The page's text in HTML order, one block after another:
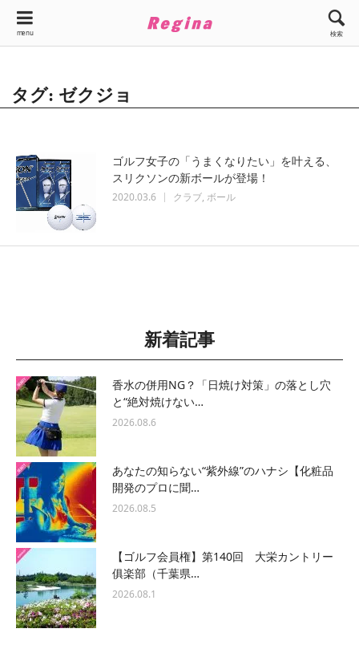
menu 検索
タグ: ゼクジョ
ゴルフ女子の「うまくなりたい」を叶える、
スリクソンの新ボールが登場！
2020.03.6 クラブ ボール
新着記事
香水の併用NG？「日焼け対策」の落とし穴
と“絶対焼けない…
2026.08.6
あなたの知らない“紫外線”のハナシ【化粧品
開発のプロに聞…
2026.08.5
【ゴルフ会員権】第140回 大栄カントリー
俱楽部（千葉県…
2026.08.1